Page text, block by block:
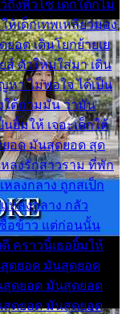
ถึงหิวโซ เด็กใต้ก็ไม่
เด็กเทพเหลียวมอง
อด เดินโยกย้ายเย
ส์ ตัวใหม่ใส่มา เดิน
หา ไม่พอใจ ได้เป็น
ใต้ถามมัน ว่ามัน
ยิ้มให้ เจอะเด็กใต้
ยอด มันสุดยอด สุด
ลงรักสาวราม ที่พัก
หลงกลาง ถูกสเป็ก
หลงกลาง กลัว
ซื้อข้าว แต่ก่อนนั้น
ดี คราวนี้เธอยิ้มให้
ดยอด มันสุดยอด
ดยอด มันสุดยอด
ดยอด มันสุดยอด